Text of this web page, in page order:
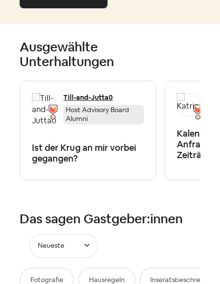
Ausgewählte
Unterhaltungen
Till-and-Jutta0
Host Advisory Board
Alumni
Ist der Krug an mir vorbei
gegangen?
Anfragen
Zeiträume
Das sagen Gastgeber:innen
Neueste
Fotografie Hausregeln Inseratsbeschreibung